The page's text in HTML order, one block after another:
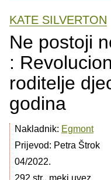
KATE SILVERTON
Ne postoji
:
roditelje
godina
Nakladnik: Egmont
Prijevod: Petra Štrok
04/2022.
292 str., meki uvez